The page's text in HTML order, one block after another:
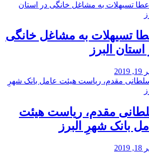
تسیهلات به مشاغل خانگی
البرز
مقدم، ریاست هیئت
بانک شهرِ البرز